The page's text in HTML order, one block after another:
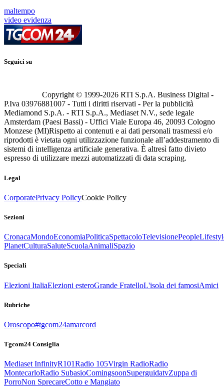
maltempo
video evidenza
Seguici su
Copyright © 1999-2026 RTI S.p.A. Business Digital -
P.Iva 03976881007 - Tutti i diritti riservati - Per la pubblicità
Mediamond S.p.A. - RTI S.p.A., Mediaset N.V., sede legale
Amsterdam (Paesi Bassi) - Uffici Viale Europa 46, 20093 Cologno
Monzese (MI)Rispetto ai contenuti e ai dati personali trasmessi e/o
riprodotti è vietata ogni utilizzazione funzionale all’addestramento di
sistemi di intelligenza artificiale generativa. È altresì fatto divieto
espresso di utilizzare mezzi automatizzati di data scraping.
Legal
CorporatePrivacy PolicyCookie Policy
Sezioni
CronacaMondoEconomiaPoliticaSpettacoloTelevisionePeople
PlanetCulturaSaluteScuolaAnimaliSpazio
Speciali
Elezioni ItaliaElezioni esteroGrande FratelloL'isola dei famosiAmici
Rubriche
Oroscopo#tgcom24amarcord
Tgcom24 Consiglia
Mediaset InfinityR101Radio 105Virgin RadioRadio
MontecarloRadio SubasioComingsoonSuperguidatvZuppa di
PorroNon SprecareCotto e Mangiato